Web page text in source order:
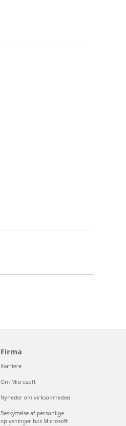
Firma
Karriere
Om Microsoft
Nyheder om virksomheden
Beskyttelse af personlige
oplysninger hos Microsoft